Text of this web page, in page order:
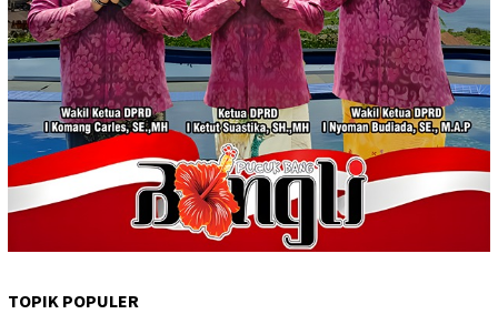
TOPIK POPULER